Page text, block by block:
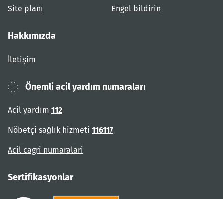
Site planı Engel bildirin
Hakkımızda
İletişim
Önemli acil yardım numaraları
Acil yardım 112
Nöbetçi sağlık hizmeti 116117
Acil cagri numaralari
Sertifikasyonlar